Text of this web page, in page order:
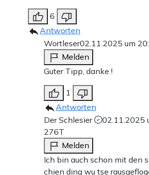
6
Antworten
Wortleser02.11.2025 um
Melden
Guter Tipp, danke !
1
Antworten
Der Schlesier
02.11.2025
276T
Melden
Ich bin auch schon mit den
chien ding wu tse